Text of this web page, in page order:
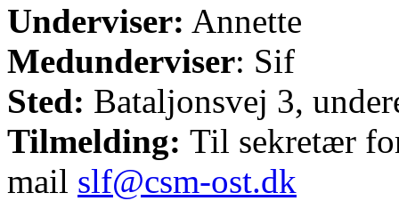
Underviser: Annette
Medunderviser: Sif
Sted: Bataljonsvej 3,
Tilmelding: Til sekretær
mail slf@csm-ost.dk